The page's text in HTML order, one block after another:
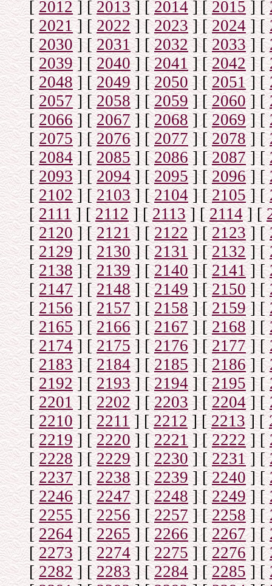
[2012] [2013] [2014] [2015] [
[2021] [2022] [2023] [2024] [
[2030] [2031] [2032] [2033] [
[ 2039] [2040] [2041] [2042] [
[2048] [2049] [2050] [2051] [
[2057] [2058] [2059 ] [2060] [
[2066] [2067] [2068] [2069] [
[2075] [2076] [2077] [2078] [
[2084] [2085] [2086] [2087] [
[2093] [2094] [2095] [2096] [
[2102] [2103] [2104 ] [2105] [
[2111] [2112] [2113] [2114] [
[2120] [2121] [2122] [2123] [
[2129] [2130] [2131] [2132] [
[2138] [2139] [2140] [2141] [
[2147] [2148] [2149] [2150] [
[2156] [2157] [2158] [2159] [
[2165] [2166] [2167] [2168] [
[2174] [2175] [2176] [2177] [
[2183] [2184] [2185] [2186] [
[2192] [2193] [2194] [2195] [
[2201] [2202] [2203] [2204] [
[2210] [2211] [2212] [2213] [
[2219] [2220] [2221] [2222] [
[2228] [2229] [2230] [2231] [
[2237] [2238] [2239] [2240] [
[2246] [2247] [2248] [2249] [
[2255] [2256] [2257] [2258] [
[2264] [2265] [2266] [2267] [
[2273] [2274] [2275] [2276] [
[2282] [2283] [2284] [2285] [